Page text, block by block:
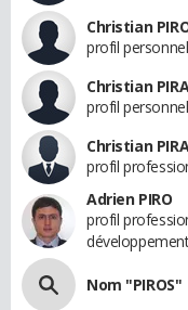
Christian
profil
Christian
profil
Christian
profil
Adrien PIRO
profil
Nom "PIROS"